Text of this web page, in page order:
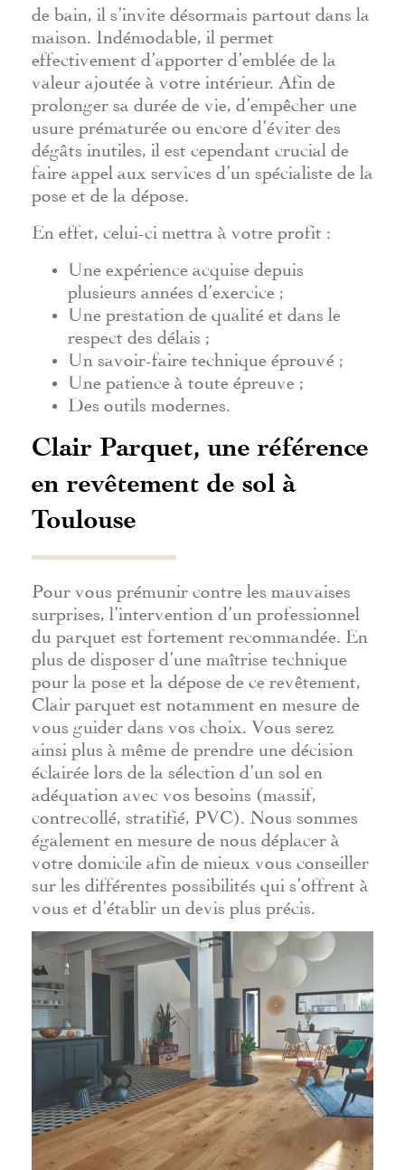
de bain, il s’invite désormais partout dans la
maison. Indémodable, il permet
effectivement d’apporter d’emblée de la
valeur ajoutée à votre intérieur. Afin de
prolonger sa durée de vie, d’empêcher une
usure prématurée ou encore d’éviter des
dégâts inutiles, il est cependant crucial de
faire appel aux services d’un spécialiste de la
pose et de la dépose.
En effet, celui-ci mettra à votre profit :
Une expérience acquise depuis
plusieurs années d’exercice ;
Une prestation de qualité et dans le
respect des délais ;
Un savoir-faire technique éprouvé ;
Une patience à toute épreuve ;
Des outils modernes.
Clair Parquet, une référence
en revêtement de sol à
Toulouse
Pour vous prémunir contre les mauvaises
surprises, l’intervention d’un professionnel
du parquet est fortement recommandée. En
plus de disposer d’une maîtrise technique
pour la pose et la dépose de ce revêtement,
Clair parquet est notamment en mesure de
vous guider dans vos choix. Vous serez
ainsi plus à même de prendre une décision
éclairée lors de la sélection d’un sol en
adéquation avec vos besoins (massif,
contrecollé, stratifié, PVC). Nous sommes
également en mesure de nous déplacer à
votre domicile afin de mieux vous conseiller
sur les différentes possibilités qui s’offrent à
vous et d’établir un devis plus précis.